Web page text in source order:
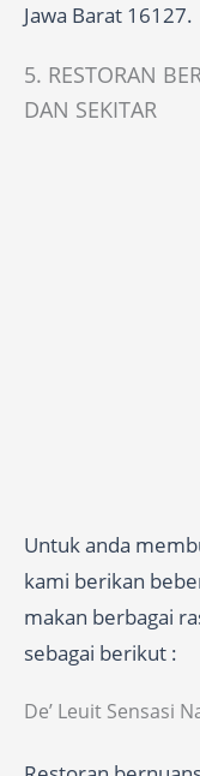
Jawa Barat 16127.
5. RESTORAN
DAN SEKITAR
Untuk anda
kami berikan
makan berbagai
sebagai berikut :
De’ Leuit Sensasi